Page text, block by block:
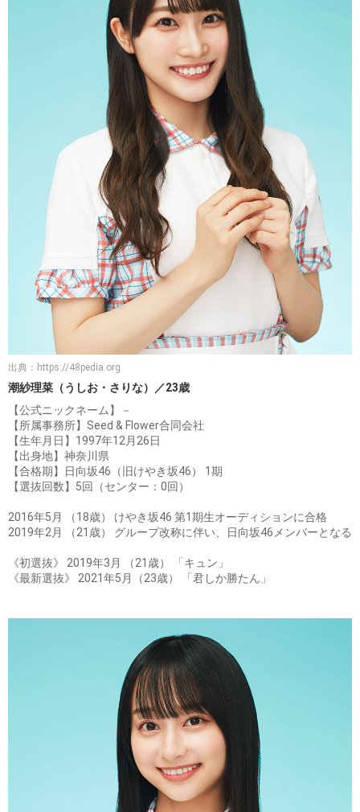
出典： https://48pedia.org
潮紗理菜（うしお・さりな）／23歳
【公式ニックネーム】－
【所属事務所】Seed & Flower合同会社
【生年月日】1997年12月26日
【出身地】神奈川県
【合格期】日向坂46（旧けやき坂46） 1期
【選抜回数】5回（センター：0回）
2016年5月 （18歳） けやき坂46 第1期生オーディションに合格
2019年2月 （21歳） グループ改称に伴い、日向坂46メンバーとなる
《初選抜》 2019年3月 （21歳） 「キュン」
《最新選抜》 2021年5月（23歳） 「君しか勝たん」